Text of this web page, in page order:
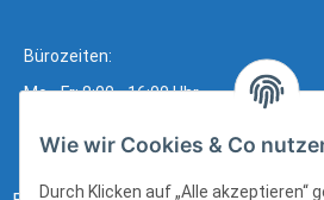
Bürozeiten:
Mo - Fr: 8:00 - 16:00 Uhr
Wie wir Cookies & Co
Durch Klicken auf „Alle akzeptieren“